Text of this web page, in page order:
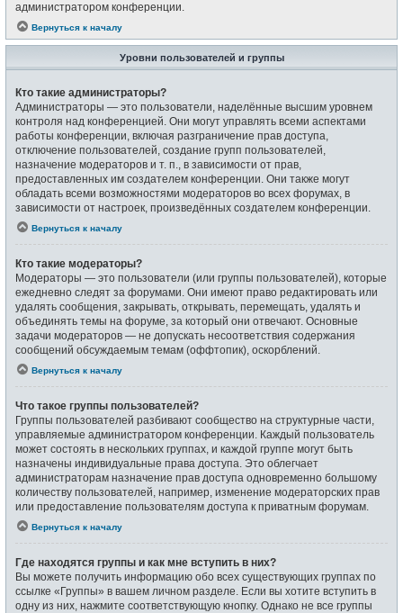
администратором конференции.
Вернуться к началу
Уровни пользователей и группы
Кто такие администраторы?
Администраторы — это пользователи, наделённые высшим уровнем
контроля над конференцией. Они могут управлять всеми аспектами
работы конференции, включая разграничение прав доступа,
отключение пользователей, создание групп пользователей,
назначение модераторов и т. п., в зависимости от прав,
предоставленных им создателем конференции. Они также могут
обладать всеми возможностями модераторов во всех форумах, в
зависимости от настроек, произведённых создателем конференции.
Вернуться к началу
Кто такие модераторы?
Модераторы — это пользователи (или группы пользователей), которые
ежедневно следят за форумами. Они имеют право редактировать или
удалять сообщения, закрывать, открывать, перемещать, удалять и
объединять темы на форуме, за который они отвечают. Основные
задачи модераторов — не допускать несоответствия содержания
сообщений обсуждаемым темам (оффтопик), оскорблений.
Вернуться к началу
Что такое группы пользователей?
Группы пользователей разбивают сообщество на структурные части,
управляемые администратором конференции. Каждый пользователь
может состоять в нескольких группах, и каждой группе могут быть
назначены индивидуальные права доступа. Это облегчает
администраторам назначение прав доступа одновременно большому
количеству пользователей, например, изменение модераторских прав
или предоставление пользователям доступа к приватным форумам.
Вернуться к началу
Где находятся группы и как мне вступить в них?
Вы можете получить информацию обо всех существующих группах по
ссылке «Группы» в вашем личном разделе. Если вы хотите вступить в
одну из них, нажмите соответствующую кнопку. Однако не все группы